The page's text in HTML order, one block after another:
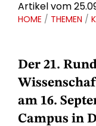
Artikel vom
HOME / THEMEN /
Der 21.
am 16.
Campus in